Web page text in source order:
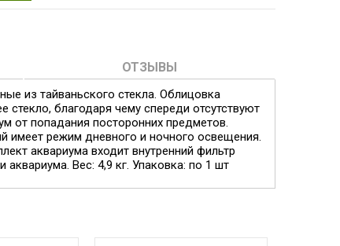
ОТЗЫВЫ
из тайваньского стекла. Облицовка
стекло, благодаря чему спереди отсутствуют
от попадания посторонних предметов.
имеет режим дневного и ночного освещения.
аквариума входит внутренний фильтр
Вес: 4,9 кг. Упаковка: по 1 шт